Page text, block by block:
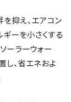
抑え、エアコン
ーを小さくする
ーラーウォー
し、省エネおよ